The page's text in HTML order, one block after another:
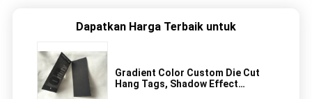
Dapatkan Harga Terbaik untuk
Gradient Color Custom Die Cut
Hang Tags, Shadow Effect